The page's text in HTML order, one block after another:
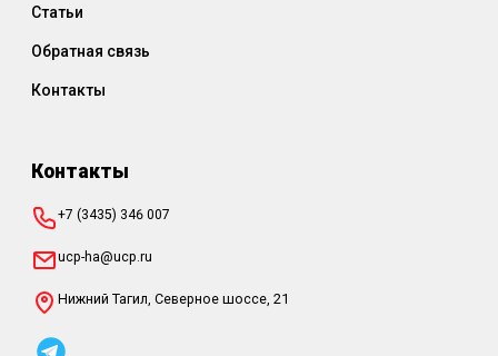
Статьи
Обратная связь
Контакты
Контакты
+7 (3435) 346 007
ucp-ha@ucp.ru
Нижний Тагил, Северное шоссе, 21